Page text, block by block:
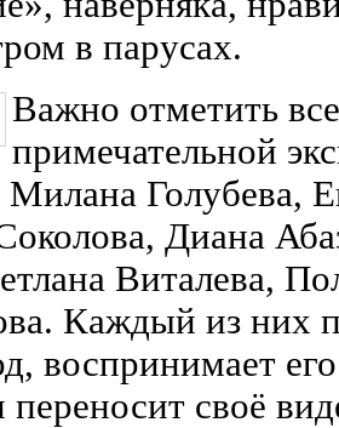
в парусах.
Важно отметить
примечательной
Голубева,
Диана
Виталева,
Каждый из них
воспринимает
переносит своё